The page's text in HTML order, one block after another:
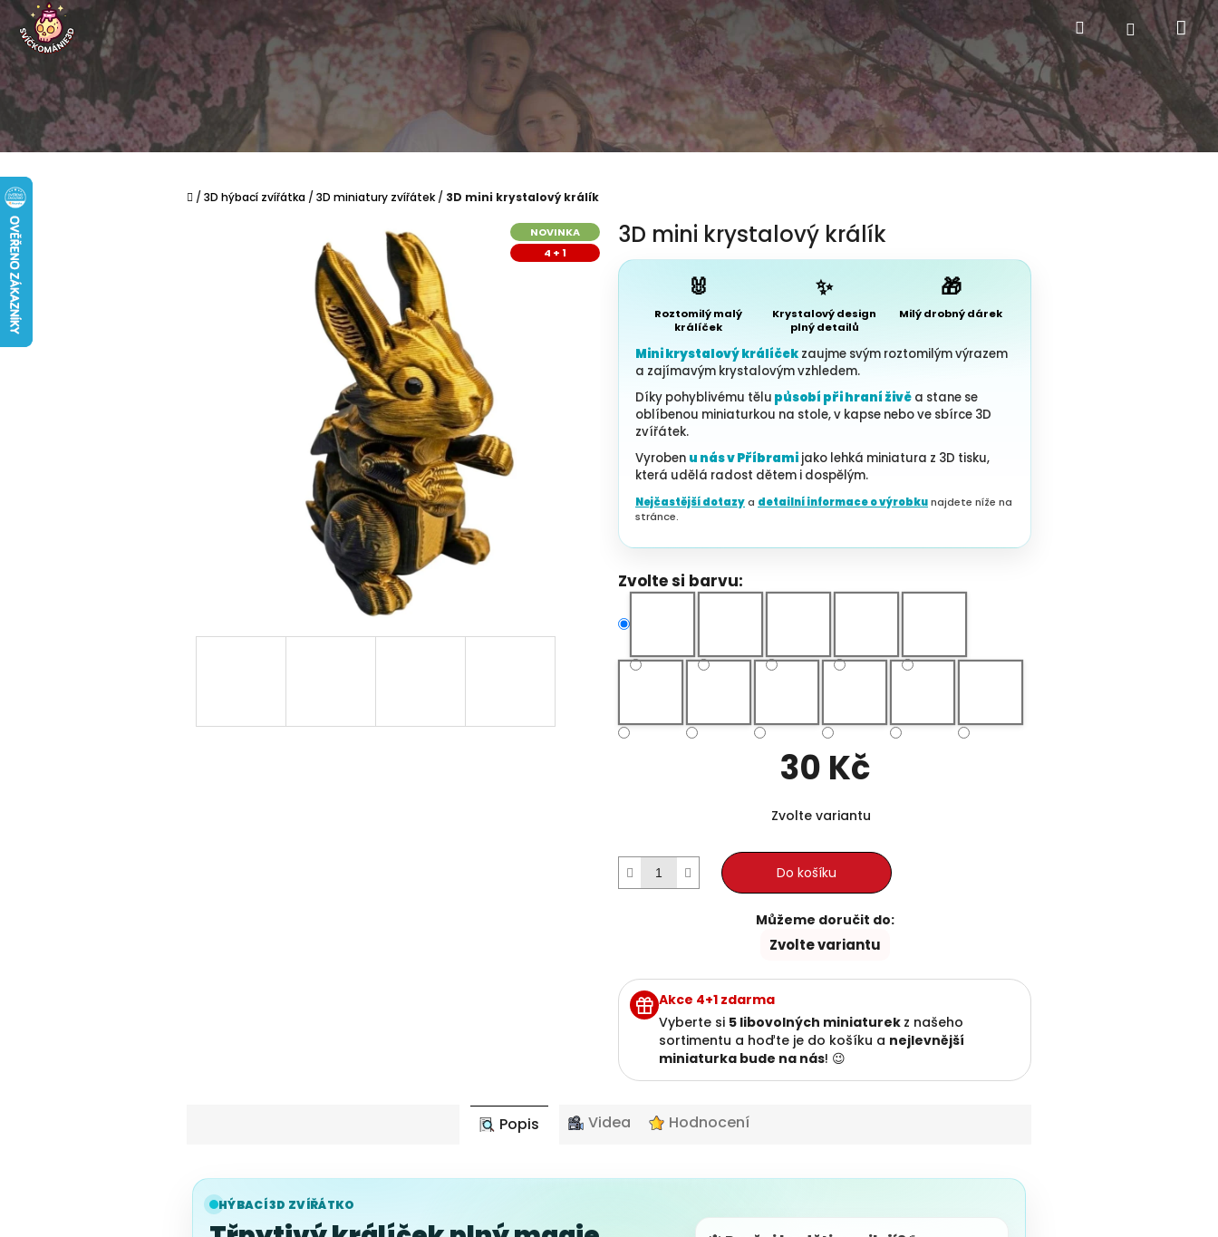
Přejít na obsah
Hledat Přihlášení
Domů
/ 3D hýbací zvířátka / 3D miniatury zvířátek / 3D mini krystalový králík
NOVINKA
4 + 1
3D mini krystalový králík
🐰
Roztomilý malý
králíček
✨
Krystalový design
plný detailů
🎁
Milý drobný dárek
Mini krystalový králíček zaujme svým roztomilým výrazem
a zajímavým krystalovým vzhledem.
Díky pohyblivému tělu působí při hraní živě a stane se
oblíbenou miniaturkou na stole, v kapse nebo ve sbírce 3D
zvířátek.
Vyroben u nás v Příbrami jako lehká miniatura z 3D tisku,
která udělá radost dětem i dospělým.
Nejčastější dotazya detailní informace o výrobkunajdete níže na
stránce.
Zvolte si barvu:
30 Kč
Zvolte variantu
Do košíku
Můžeme doručit do:
Zvolte variantu
Akce 4+1 zdarma
Vyberte si 5 libovolných miniaturek z našeho
sortimentu a hoďte je do košíku a nejlevnější
miniaturka bude na nás! 😉
Popis Videa Hodnocení
HÝBACÍ 3D ZVÍŘÁTKO